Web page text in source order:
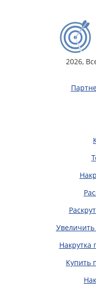
2026,
Увеличить
Накрутка
Купить